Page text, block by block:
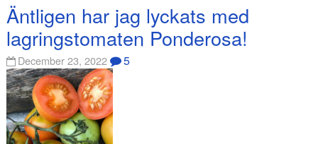
Äntligen har jag lyckats med
lagringstomaten Ponderosa!
December 23, 2022 5